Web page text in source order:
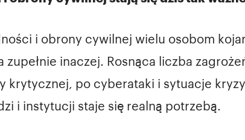
i obrony cywilnej wielu osobom
inaczej. Rosnąca liczba
po cyberataki i sytuacje
i instytucji staje się realną potrzebą.